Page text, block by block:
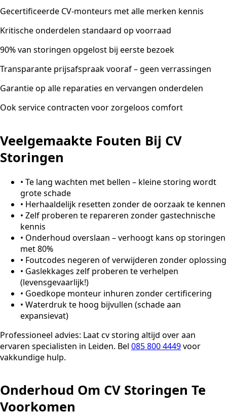
Gecertificeerde CV-monteurs met alle merken kennis
Kritische onderdelen standaard op voorraad
90% van storingen opgelost bij eerste bezoek
Transparante prijsafspraak vooraf – geen verrassingen
Garantie op alle reparaties en vervangen onderdelen
Ook service contracten voor zorgeloos comfort
Veelgemaakte Fouten Bij CV
Storingen
• Te lang wachten met bellen – kleine storing wordt
grote schade
• Herhaaldelijk resetten zonder de oorzaak te kennen
• Zelf proberen te repareren zonder gastechnische
kennis
• Onderhoud overslaan – verhoogt kans op storingen
met 80%
• Foutcodes negeren of verwijderen zonder oplossing
• Gaslekkages zelf proberen te verhelpen
(levensgevaarlijk!)
• Goedkope monteur inhuren zonder certificering
• Waterdruk te hoog bijvullen (schade aan
expansievat)
Professioneel advies: Laat cv storing altijd over aan
ervaren specialisten in Leiden. Bel 085 800 4449voor
vakkundige hulp.
Onderhoud Om CV Storingen Te
Voorkomen